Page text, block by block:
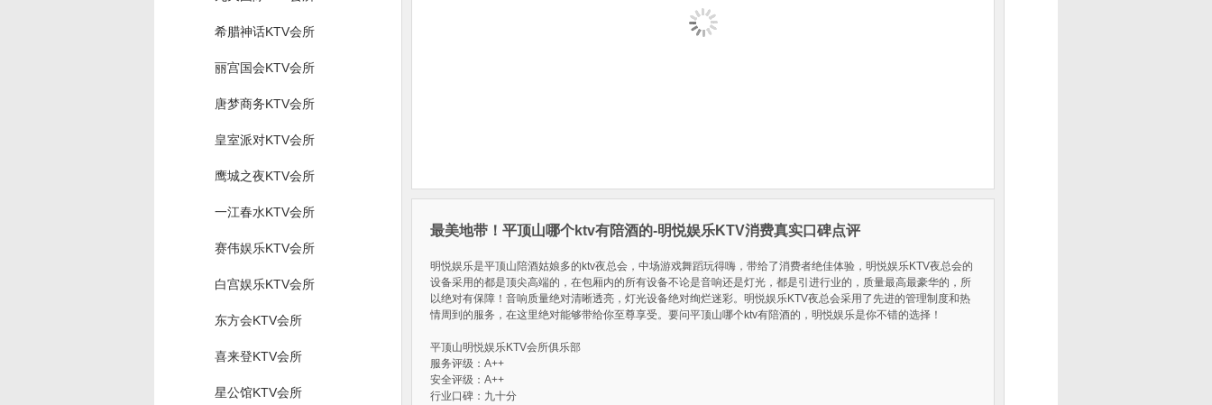
最美地带！平顶山哪个ktv有陪酒的-明悦娱乐KTV消费真实口碑点评
明悦娱乐是平顶山陪酒姑娘多的ktv夜总会，中场游戏舞蹈玩得嗨，带给了消费者绝佳体验，明悦娱乐KTV夜总会的
设备采用的都是顶尖高端的，在包厢内的所有设备不论是音响还是灯光，都是引进行业的，质量最高最豪华的，所
以绝对有保障！音响质量绝对清晰透亮，灯光设备绝对绚烂迷彩。明悦娱乐KTV夜总会采用了先进的管理制度和热
情周到的服务，在这里绝对能够带给你至尊享受。要问平顶山哪个ktv有陪酒的，明悦娱乐是你不错的选择！
平顶山明悦娱乐KTV会所俱乐部
服务评级：A++
安全评级：A++
行业口碑：九十分
希腊神话KTV会所
丽宫国会KTV会所
唐梦商务KTV会所
皇室派对KTV会所
鹰城之夜KTV会所
一江春水KTV会所
赛伟娱乐KTV会所
白宫娱乐KTV会所
东方会KTV会所
喜来登KTV会所
星公馆KTV会所